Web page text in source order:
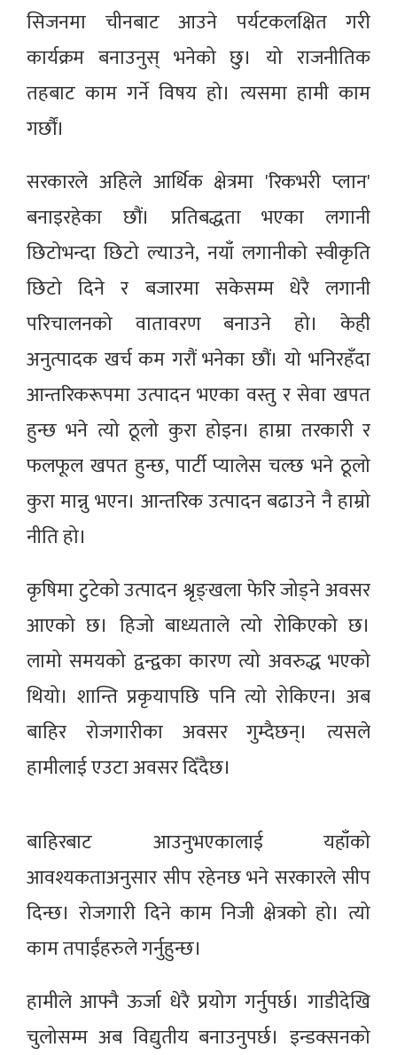
सिजनमा चीनबाट आउने पर्यटकलक्षित गरी
कार्यक्रम बनाउनुस् भनेको छु। यो राजनीतिक
तहबाट काम गर्ने विषय हो। त्यसमा हामी काम
गर्छौं।
सरकारले अहिले आर्थिक क्षेत्रमा 'रिकभरी प्लान'
बनाइरहेका छौं। प्रतिबद्धता भएका लगानी
छिटोभन्दा छिटो ल्याउने, नयाँ लगानीको स्वीकृति
छिटो दिने र बजारमा सकेसम्म धेरै लगानी
परिचालनको वातावरण बनाउने हो। केही
अनुत्पादक खर्च कम गरौं भनेका छौं। यो भनिरहँदा
आन्तरिकरूपमा उत्पादन भएका वस्तु र सेवा खपत
हुन्छ भने त्यो ठूलो कुरा होइन। हाम्रा तरकारी र
फलफूल खपत हुन्छ, पार्टी प्यालेस चल्छ भने ठूलो
कुरा मान्नु भएन। आन्तरिक उत्पादन बढाउने नै हाम्रो
नीति हो।
कृषिमा टुटेको उत्पादन श्रृङ्खला फेरि जोड्ने अवसर
आएको छ। हिजो बाध्यताले त्यो रोकिएको छ।
लामो समयको द्वन्द्वका कारण त्यो अवरुद्ध भएको
थियो। शान्ति प्रकृयापछि पनि त्यो रोकिएन। अब
बाहिर रोजगारीका अवसर गुम्दैछन्। त्यसले
हामीलाई एउटा अवसर दिँदैछ।
बाहिरबाट आउनुभएकालाई यहाँको
आवश्यकताअनुसार सीप रहेनछ भने सरकारले सीप
दिन्छ। रोजगारी दिने काम निजी क्षेत्रको हो। त्यो
काम तपाईंहरुले गर्नुहुन्छ।
हामीले आफ्नै ऊर्जा धेरै प्रयोग गर्नुपर्छ। गाडीदेखि
चुलोसम्म अब विद्युतीय बनाउनुपर्छ। इन्डक्सनको